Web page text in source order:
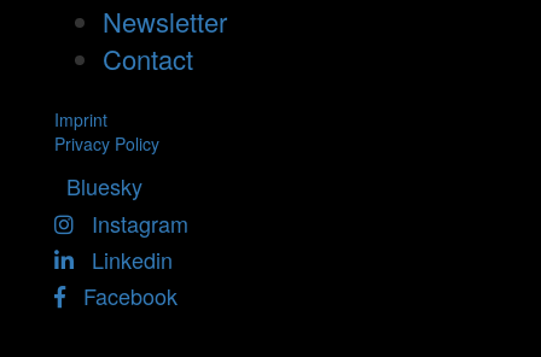
Newsletter
Contact
Imprint
Privacy Policy
Bluesky
Instagram
Linkedin
Facebook